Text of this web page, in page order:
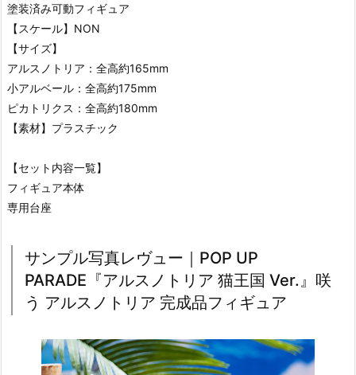
塗装済み可動フィギュア
【スケール】NON
【サイズ】
アルスノトリア：全高約165mm
小アルベール：全高約175mm
ピカトリクス：全高約180mm
【素材】プラスチック
【セット内容一覧】
フィギュア本体
専用台座
サンプル写真レヴュー｜POP UP
PARADE『アルスノトリア 猫王国 Ver.』咲
う アルスノトリア 完成品フィギュア